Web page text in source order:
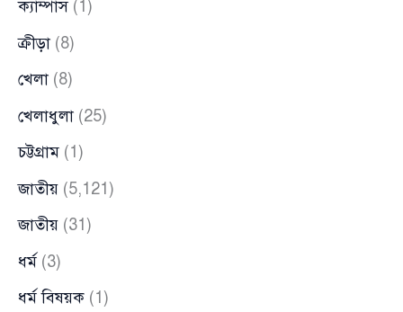
ক্যাম্পাস(1)
ক্রীড়া (8)
খেলা (8)
খেলাধুলা (25)
চট্টগ্রাম (1)
জাতীয় (5,121)
জাতীয় (31)
ধর্ম (3)
ধর্ম বিষয়ক (1)